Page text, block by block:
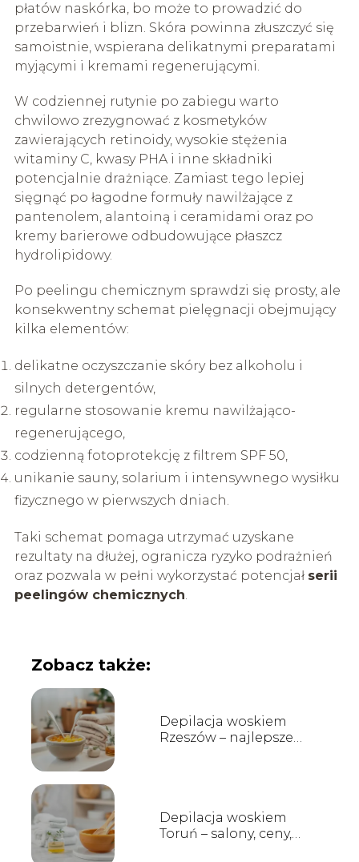
płatów naskórka, bo może to prowadzić do
przebarwień i blizn. Skóra powinna złuszczyć się
samoistnie, wspierana delikatnymi preparatami
myjącymi i kremami regenerującymi.
W codziennej rutynie po zabiegu warto
chwilowo zrezygnować z kosmetyków
zawierających retinoidy, wysokie stężenia
witaminy C, kwasy PHA i inne składniki
potencjalnie drażniące. Zamiast tego lepiej
sięgnąć po łagodne formuły nawilżające z
pantenolem, alantoiną i ceramidami oraz po
kremy barierowe odbudowujące płaszcz
hydrolipidowy.
Po peelingu chemicznym sprawdzi się prosty, ale
konsekwentny schemat pielęgnacji obejmujący
kilka elementów:
delikatne oczyszczanie skóry bez alkoholu i
silnych detergentów,
regularne stosowanie kremu nawilżająco-
regenerującego,
codzienną fotoprotekcję z filtrem SPF 50,
unikanie sauny, solarium i intensywnego wysiłku
fizycznego w pierwszych dniach.
Taki schemat pomaga utrzymać uzyskane
rezultaty na dłużej, ogranicza ryzyko podrażnień
oraz pozwala w pełni wykorzystać potencjał serii
peelingów chemicznych.
Zobacz także:
Depilacja woskiem
Rzeszów – najlepsze
Depilacja woskiem
Toruń – salony, ceny,